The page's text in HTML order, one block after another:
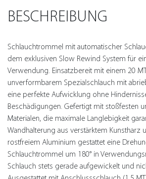
BESCHREIBUNG
Schlauchtrommel mit automatischer
dem exklusiven Slow Rewind System für
Verwendung. Einsatzbereit mit einem 20
unverformbarem Spezialschlauch mit
eine perfekte Aufwicklung ohne
Beschädigungen. Gefertigt mit stoßfesten
Materialen, die maximale Langlebigkeit
Wandhalterung aus verstärktem Kunstharz
rostfreiem Aluminium gestattet eine
Schlauchtrommel um 180° in
Schlauch stets gerade aufgewickelt und